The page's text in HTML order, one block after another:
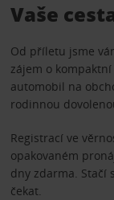
Vaše
Od příletu jsme
zájem o
automobil na
rodinnou
Registrací ve
opakovaném
dny zdarma. Stačí
čekat.